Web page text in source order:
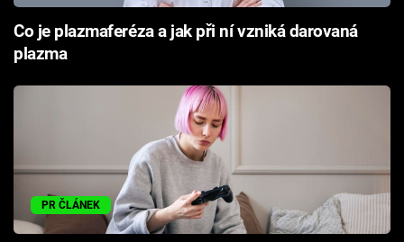
Co je plazmaferéza a jak při ní vzniká darovaná
plazma
PR ČLÁNEK